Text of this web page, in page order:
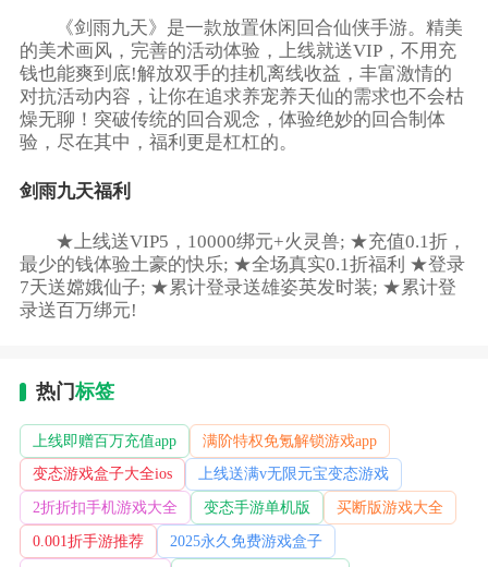
《剑雨九天》是一款放置休闲回合仙侠手游。精美
的美术画风，完善的活动体验，上线就送VIP，不用充
钱也能爽到底!解放双手的挂机离线收益，丰富激情的
对抗活动内容，让你在追求养宠养天仙的需求也不会枯
燥无聊！突破传统的回合观念，体验绝妙的回合制体
验，尽在其中，福利更是杠杠的。
剑雨九天福利
★上线送VIP5，10000绑元+火灵兽; ★充值0.1折，
最少的钱体验土豪的快乐; ★全场真实0.1折福利 ★登录
7天送嫦娥仙子; ★累计登录送雄姿英发时装; ★累计登
录送百万绑元!
热门标签
上线即赠百万充值app
满阶特权免氪解锁游戏app
变态游戏盒子大全ios
上线送满v无限元宝变态游戏
2折折扣手机游戏大全
变态手游单机版
买断版游戏大全
0.001折手游推荐
2025永久免费游戏盒子